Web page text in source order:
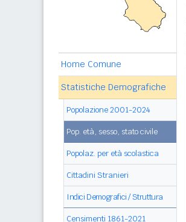
Home Comune
Statistiche Demografiche
Popolazione 2001-2024
Pop. età, sesso, stato civile
Popolaz. per età scolastica
Cittadini Stranieri
Indici Demografici / Struttura
Censimenti 1861-2021